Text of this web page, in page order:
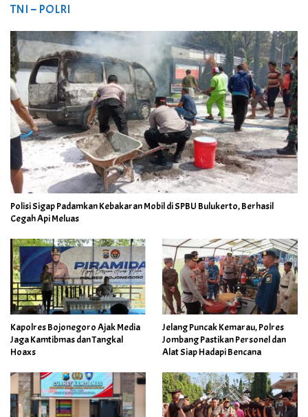
TNI – POLRI
Polisi Sigap Padamkan Kebakaran Mobil di SPBU Bulukerto, Berhasil
Cegah Api Meluas
Kapolres Bojonegoro Ajak Media
Jaga Kamtibmas dan Tangkal
Hoaxs
Jelang Puncak Kemarau, Polres
Jombang Pastikan Personel dan
Alat Siap Hadapi Bencana